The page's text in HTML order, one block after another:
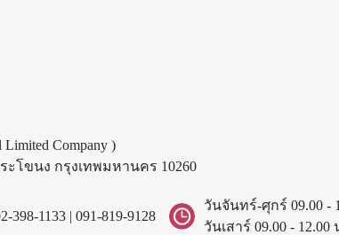
Limited Company )
ะโขนง กรุงเทพมหานคร 10260
398-1133 | 091-819-9128
วันจันทร์-ศุกร์ 09.00 -
วันเสาร์ 09.00 - 12.00